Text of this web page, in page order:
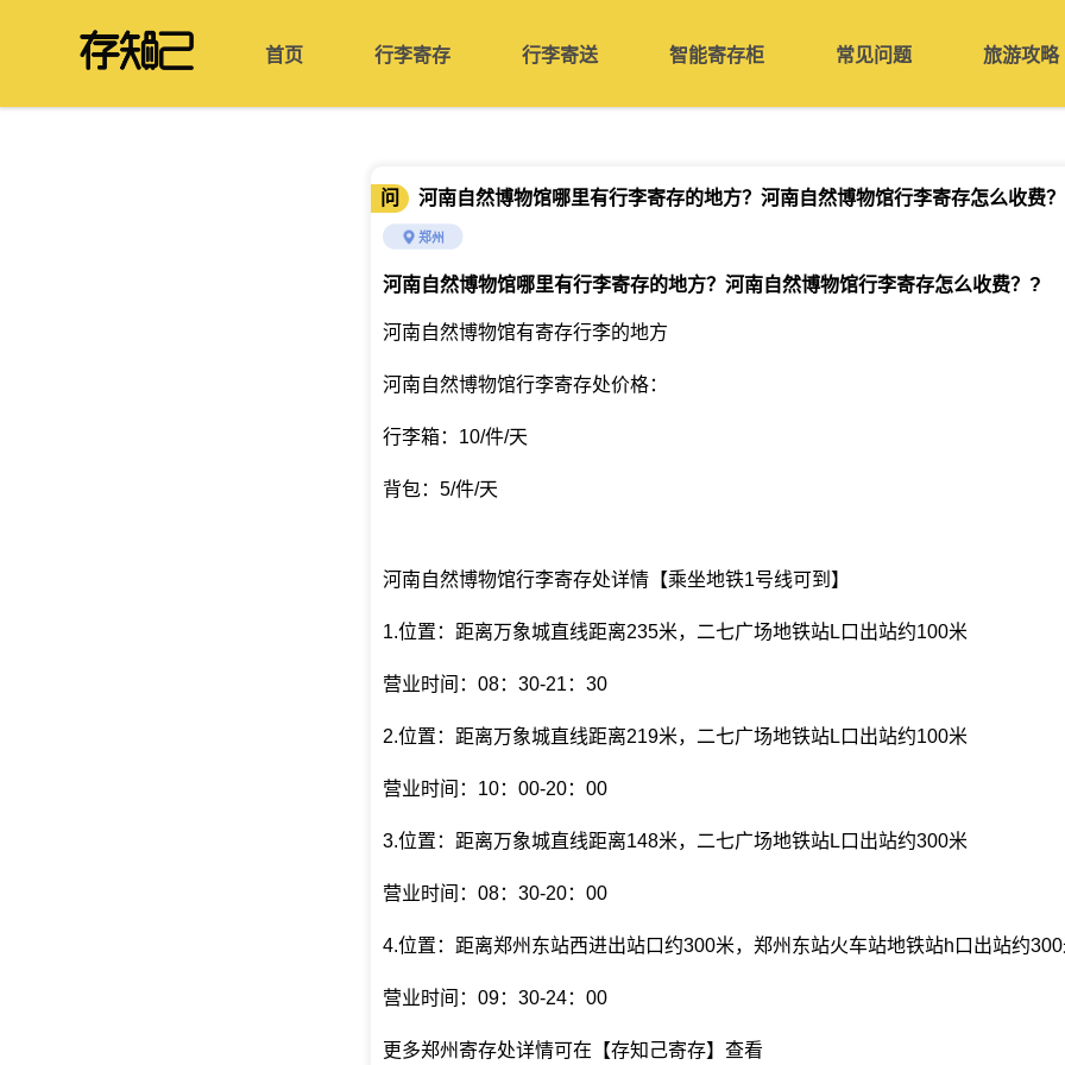
首页 行李寄存 行李寄送 智能寄存柜 常见问题 旅游攻略
问 河南自然博物馆哪里有行李寄存的地方？河南自然博物馆行李寄存怎么收费？
郑州
河南自然博物馆哪里有行李寄存的地方？河南自然博物馆行李寄存怎么收费？ ?
河南自然博物馆有寄存行李的地方
河南自然博物馆行李寄存处价格：
行李箱：10/件/天
背包：5/件/天
河南自然博物馆行李寄存处详情【乘坐地铁1号线可到】
1.位置：距离万象城直线距离235米，二七广场地铁站L口出站约100米
营业时间：08：30-21：30
2.位置：距离万象城直线距离219米，二七广场地铁站L口出站约100米
营业时间：10：00-20：00
3.位置：距离万象城直线距离148米，二七广场地铁站L口出站约300米
营业时间：08：30-20：00
4.位置：距离郑州东站西进出站口约300米，郑州东站火车站地铁站h口出站约
营业时间：09：30-24：00
更多郑州寄存处详情可在【存知己寄存】查看